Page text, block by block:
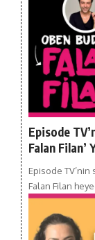
Episode
Falan Filan’
Episode
Falan Filan